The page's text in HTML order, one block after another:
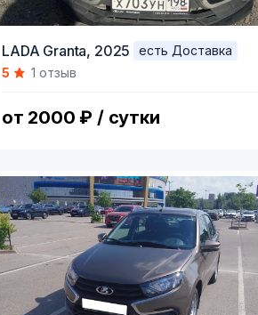
LADA Granta, 2025
есть Доставка
5
1 отзыв
от 2000 ₽ / сутки